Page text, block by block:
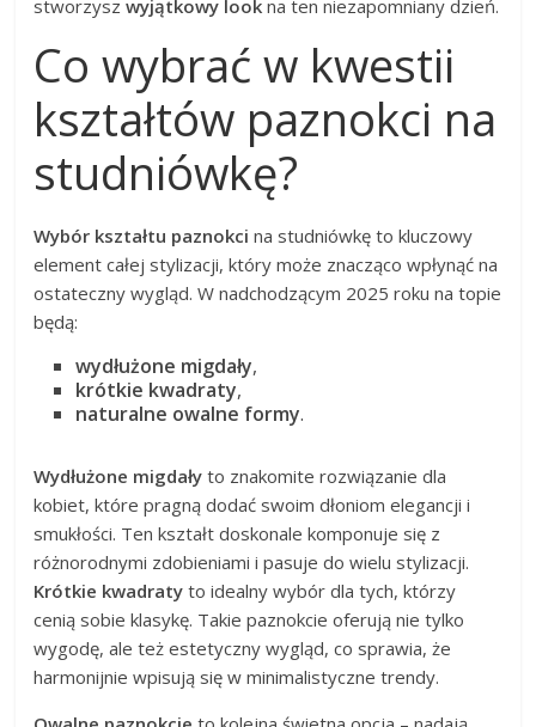
stworzyszwyjątkowy look na ten niezapomniany dzień.
Co wybrać w kwestii
kształtów paznokci na
studniówkę?
Wybór kształtu paznokci na studniówkę to kluczowy
element całej stylizacji, który może znacząco wpłynąć na
ostateczny wygląd. W nadchodzącym 2025 roku na topie
będą:
wydłużone migdały,
krótkie kwadraty,
naturalne owalne formy.
Wydłużone migdały to znakomite rozwiązanie dla
kobiet, które pragną dodać swoim dłoniom elegancji i
smukłości. Ten kształt doskonale komponuje się z
różnorodnymi zdobieniami i pasuje do wielu stylizacji.
Krótkie kwadraty to idealny wybór dla tych, którzy
cenią sobie klasykę. Takie paznokcie oferują nie tylko
wygodę, ale też estetyczny wygląd, co sprawia, że
harmonijnie wpisują się w minimalistyczne trendy.